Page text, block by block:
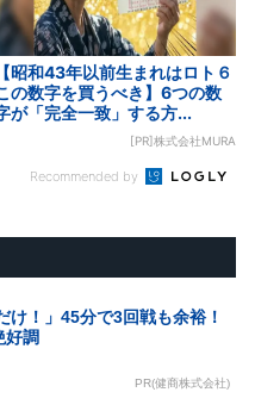
【昭和43年以前生まれはロト６
の数字を買うべき】6つの数
が「完全一致」する方...
[PR]株式会社MURA
Recommended by
け！」45分で3回戦も余裕！
好調
PR(健商株式会社)